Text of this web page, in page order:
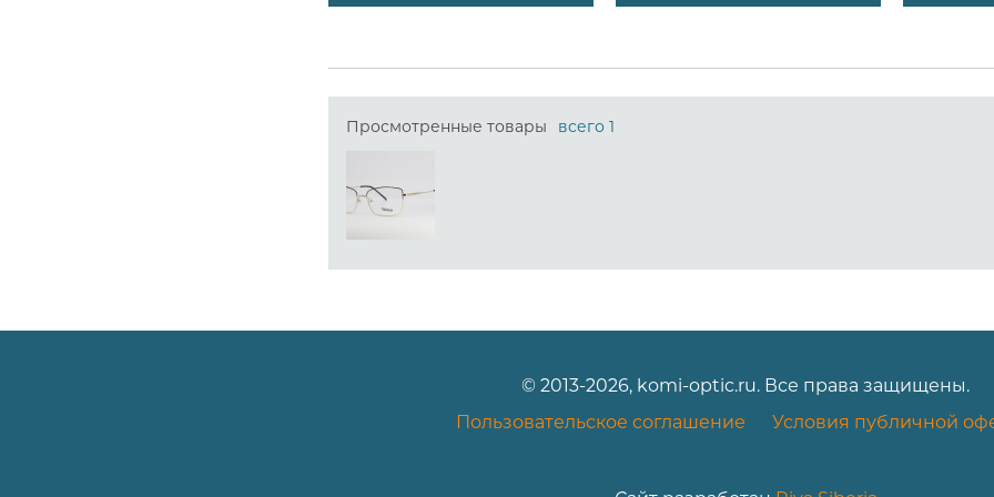
Просмотренные товары всего 1
© 2013-2026, komi-optic.ru. Все права защищены.
Пользовательское соглашение
Условия публичной